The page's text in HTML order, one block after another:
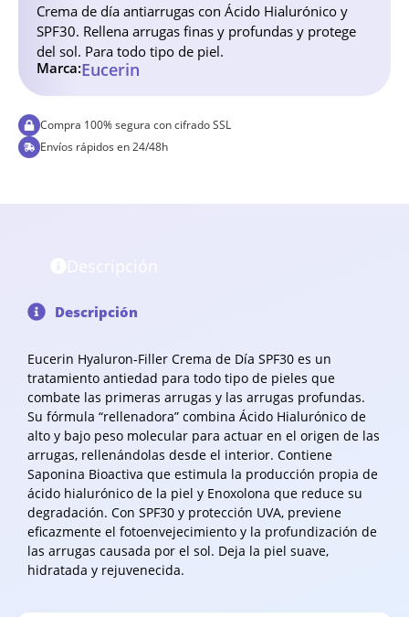
Crema de día antiarrugas con Ácido Hialurónico y
SPF30. Rellena arrugas finas y profundas y protege
del sol. Para todo tipo de piel.
Marca:Eucerin
Compra 100% segura con cifrado SSL
Envíos rápidos en 24/48h
Descripción
Eucerin Hyaluron-Filler Crema de Día SPF30 es un
tratamiento antiedad para todo tipo de pieles que
combate las primeras arrugas y las arrugas profundas.
Su fórmula “rellenadora” combina Ácido Hialurónico de
alto y bajo peso molecular para actuar en el origen de las
arrugas, rellenándolas desde el interior. Contiene
Saponina Bioactiva que estimula la producción propia de
ácido hialurónico de la piel y Enoxolona que reduce su
degradación. Con SPF30 y protección UVA, previene
eficazmente el fotoenvejecimiento y la profundización de
las arrugas causada por el sol. Deja la piel suave,
hidratada y rejuvenecida.